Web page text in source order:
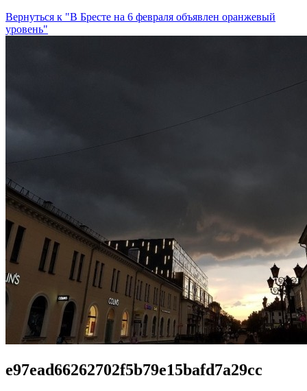
Вернуться к "В Бресте на 6 февраля объявлен оранжевый
уровень"
e97ead66262702f5b79e15bafd7a29cc